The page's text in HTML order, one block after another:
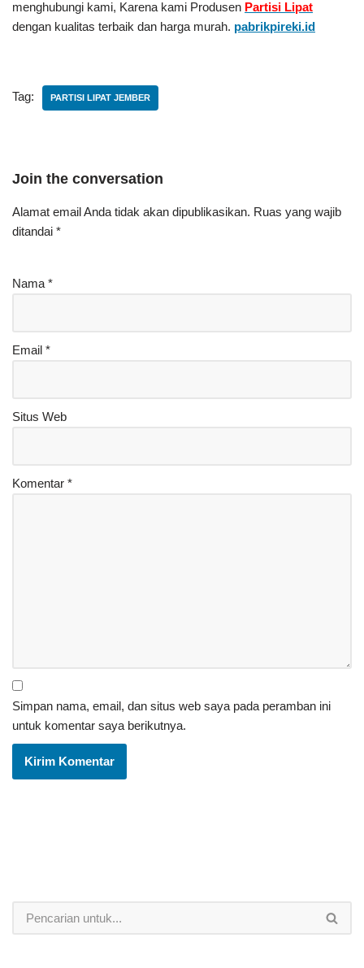
menghubungi kami, Karena kami Produsen Partisi Lipat
dengan kualitas terbaik dan harga murah. pabrikpireki.id
Tag: PARTISI LIPAT JEMBER
Join the conversation
Alamat email Anda tidak akan dipublikasikan. Ruas yang wajib
ditandai *
Nama *
Email *
Situs Web
Komentar *
Simpan nama, email, dan situs web saya pada peramban ini
untuk komentar saya berikutnya.